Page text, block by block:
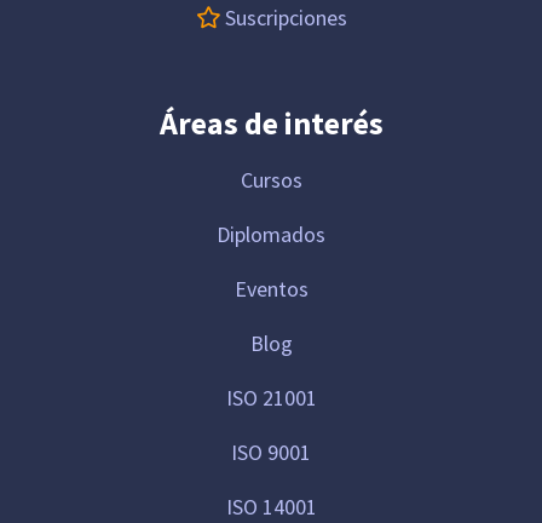
Suscripciones
Áreas de interés
Cursos
Diplomados
Eventos
Blog
ISO 21001
ISO 9001
ISO 14001